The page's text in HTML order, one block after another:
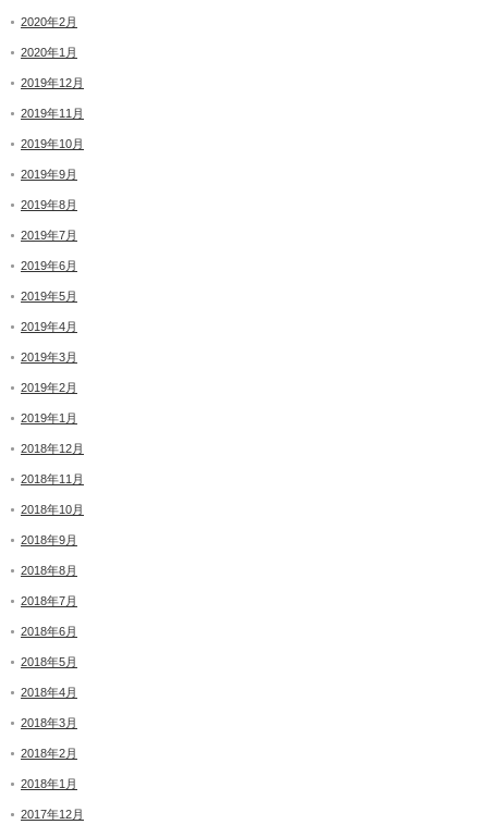
2020年2月
2020年1月
2019年12月
2019年11月
2019年10月
2019年9月
2019年8月
2019年7月
2019年6月
2019年5月
2019年4月
2019年3月
2019年2月
2019年1月
2018年12月
2018年11月
2018年10月
2018年9月
2018年8月
2018年7月
2018年6月
2018年5月
2018年4月
2018年3月
2018年2月
2018年1月
2017年12月